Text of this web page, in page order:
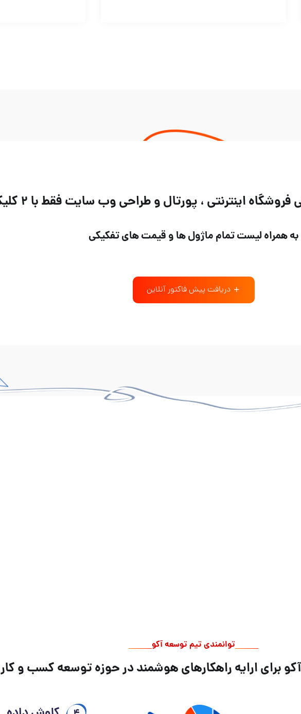
اینترنتی ، پورتال و طراحی وب سایت فقط با ۲ کلیک!
به همراه لیست تمام ماژول ها و قیمت های تفکیکی
دریافت پیش فاکتور آنلاین
توانمندی تیم توسعه آکو
برای ارایه راهکارهای هوشمند در حوزه توسعه کسب و کار